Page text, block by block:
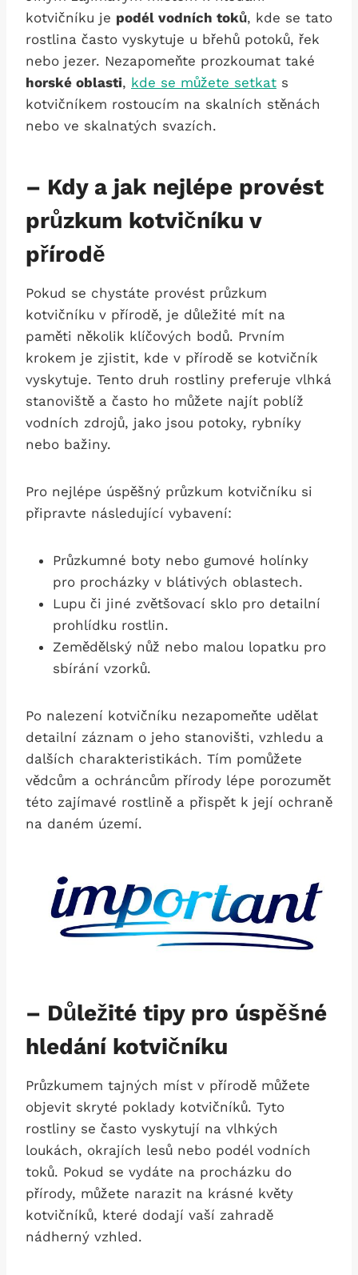
kotvičníku je podél vodních toků, kde se tato
rostlina často vyskytuje u břehů potoků, řek
nebo jezer. Nezapomeňte prozkoumat také
horské oblasti, kde se můžete setkat s
kotvičníkem rostoucím na skalních stěnách
nebo ve skalnatých svazích.
– Kdy a jak nejlépe provést
průzkum kotvičníku v
přírodě
Pokud se chystáte provést průzkum
kotvičníku v přírodě, je důležité mít na
paměti několik klíčových bodů. Prvním
krokem je zjistit, kde v přírodě se kotvičník
vyskytuje. Tento druh rostliny preferuje vlhká
stanoviště a často ho můžete najít poblíž
vodních zdrojů, jako jsou potoky, rybníky
nebo bažiny.
Pro nejlépe úspěšný průzkum kotvičníku si
připravte následující vybavení:
Průzkumné boty nebo gumové holínky
pro procházky v blátivých oblastech.
Lupu či jiné zvětšovací sklo pro detailní
prohlídku rostlin.
Zemědělský nůž nebo malou lopatku pro
sbírání vzorků.
Po nalezení kotvičníku nezapomeňte udělat
detailní záznam o jeho stanovišti, vzhledu a
dalších charakteristikách. Tím pomůžete
vědcům a ochráncům přírody lépe porozumět
této zajímavé rostlině a přispět k její ochraně
na daném území.
– Důležité tipy pro úspěšné
hledání kotvičníku
Průzkumem tajných míst v přírodě můžete
objevit skryté poklady kotvičníků. Tyto
rostliny se často vyskytují na vlhkých
loukách, okrajích lesů nebo podél vodních
toků. Pokud se vydáte na procházku do
přírody, můžete narazit na krásné květy
kotvičníků, které dodají vaší zahradě
nádherný vzhled.